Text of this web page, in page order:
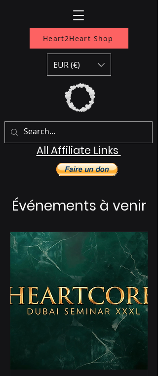
Heart2Heart Shop
All Affiliate Links
EUR (€)
Événements à venir